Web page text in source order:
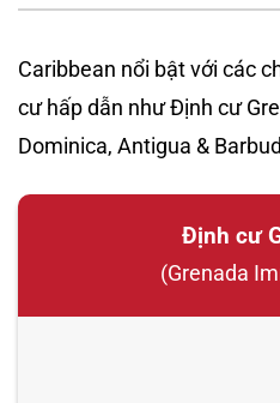
Caribbean nổi bật với các
cư hấp dẫn như Định cư
Dominica, Antigua &
Định cư
(Grenada